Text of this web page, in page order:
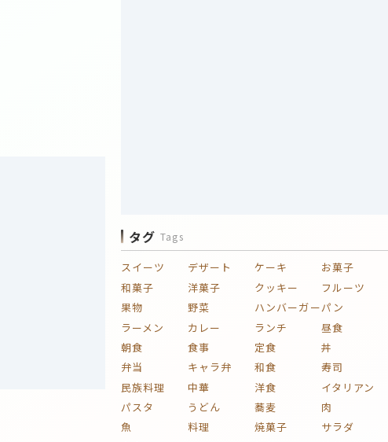
タグ Tags
スイーツ デザート ケーキ
お菓子
和菓子
洋菓子 クッキー
フルーツ
果物
野菜 ハンバーガーパン
ラーメン
カレー ランチ
昼食
朝食
食事 定食
丼
弁当
キャラ弁 和食
寿司
民族料理
中華 洋食
イタリアン
パスタ
うどん 蕎麦
肉
魚
料理 焼菓子
サラダ